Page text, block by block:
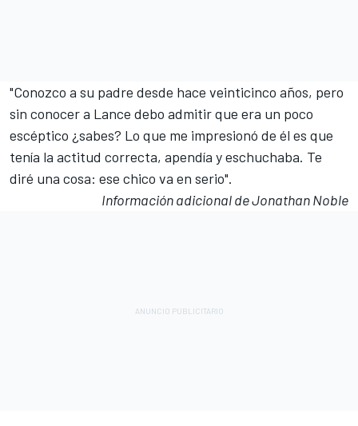
"Conozco a su padre desde hace veinticinco años, pero
sin conocer a Lance debo admitir que era un poco
escéptico ¿sabes? Lo que me impresionó de él es que
tenía la actitud correcta, apendía y eschuchaba. Te
diré una cosa: ese chico va en serio".
Información adicional de Jonathan Noble